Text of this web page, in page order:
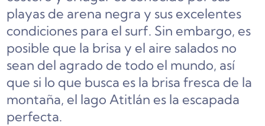
playas de arena negra y sus excelentes
condiciones para el surf. Sin embargo, es
posible que la brisa y el aire salados no
sean del agrado de todo el mundo, así
que si lo que busca es la brisa fresca de la
montaña, el lago Atitlán es la escapada
perfecta.